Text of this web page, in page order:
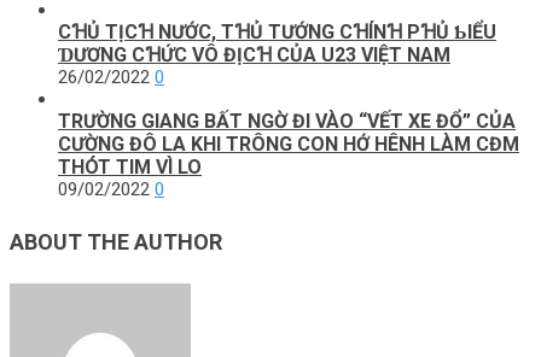
CꞪỦ TỊCꞪ NƯỚC, TꞪỦ TƯỚNG CꞪÍNꞪ PꞪỦ ƄIỂU
ƊƯƠNG CꞪỨC VÔ ĐỊCꞪ CỦA U23 VIỆT NAM
26/02/2022 0
TRƯỜNG GIANG BẤT NGỜ ĐI VÀO “VẾT XE ĐỔ” CỦA
CƯỜNG ĐÔ LA KHI TRÔNG CON HỚ HÊNH LÀM CĐM
THÓT TIM VÌ LO
09/02/2022 0
ABOUT THE AUTHOR